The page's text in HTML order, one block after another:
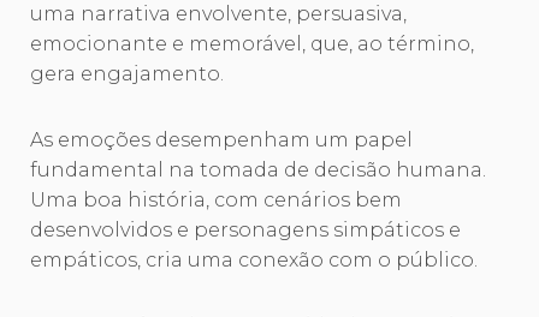
uma narrativa envolvente, persuasiva,
emocionante e memorável, que, ao término,
gera engajamento.
As emoções desempenham um papel
fundamental na tomada de decisão humana.
Uma boa história, com cenários bem
desenvolvidos e personagens simpáticos e
empáticos, cria uma conexão com o público.